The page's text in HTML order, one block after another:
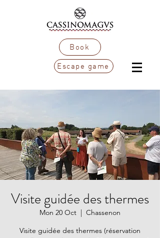
Book
Escape game
Visite guidée des thermes
Mon 20 Oct
  |
Chassenon
Visite guidée des thermes (réservation